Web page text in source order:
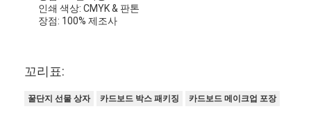
소매 선반 워블러
가방을 패키징하는 안면 마스크
인쇄 색상: CMYK & 판톤
장점: 100% 제조사
꼬리표:
꿀단지 선물 상자 카드보드 박스 패키징 카드보드 메이크업 포장